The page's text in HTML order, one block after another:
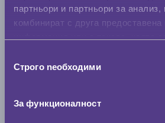
партньори и партньори за
комбинират с друга
наСтрого nеобходими
За функционалност
Стар размер